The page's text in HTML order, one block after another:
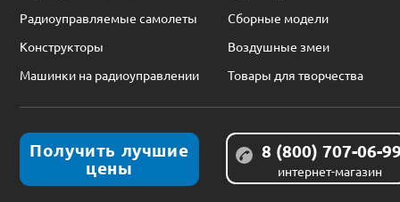
Радиоуправляемые самолеты
Сборные модели
Конструкторы
Воздушные змеи
Машинки на радиоуправлении
Товары для творчества
Получить лучшие
цены
8 (800) 707-06-
интернет-магазин